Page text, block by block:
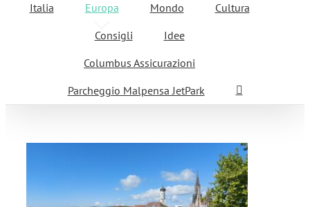
Italia Europa Mondo
Cultura
Consigli
Idee
Columbus Assicurazioni
Parcheggio Malpensa JetPark